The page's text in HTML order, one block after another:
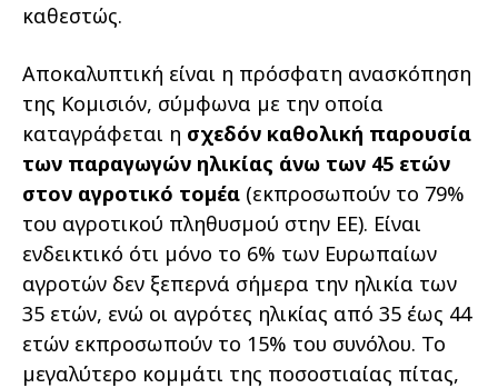
καθεστώς.
Αποκαλυπτική είναι η πρόσφατη ανασκόπηση
της Κοµισιόν, σύµφωνα µε την οποία
καταγράφεται η σχεδόν καθολική παρουσία
των παραγωγών ηλικίας άνω των 45 ετών
στον αγροτικό τοµέα (εκπροσωπούν το 79%
του αγροτικού πληθυσµού στην ΕΕ). Είναι
ενδεικτικό ότι µόνο το 6% των Ευρωπαίων
αγροτών δεν ξεπερνά σήµερα την ηλικία των
35 ετών, ενώ οι αγρότες ηλικίας από 35 έως 44
ετών εκπροσωπούν το 15% του συνόλου. Το
µεγαλύτερο κοµµάτι της ποσοστιαίας πίτας,